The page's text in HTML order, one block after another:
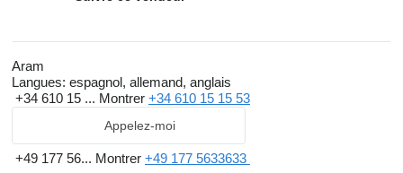
Aram
Langues: espagnol, allemand, anglais
+34 610 15 ... Montrer +34 610 15 15 53
Appelez-moi
+49 177 56... Montrer +49 177 5633633